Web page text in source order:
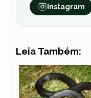
Instagram
Leia Também: